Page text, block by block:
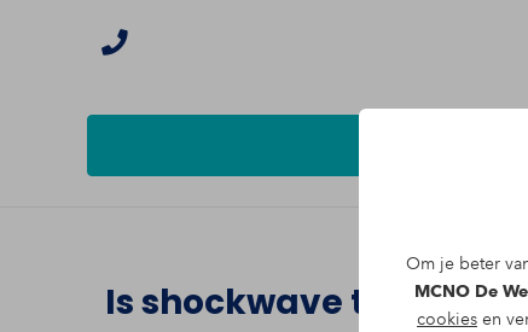
Om je beter
MCNO De
cookies en
Is shockwave therapie